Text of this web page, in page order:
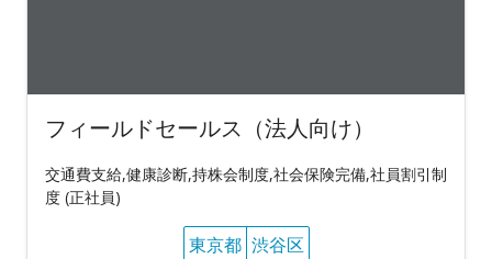
フィールドセールス（法人向け）
交通費支給,健康診断,持株会制度,社会保険完備,社員割引制
度 (正社員)
東京都 渋谷区